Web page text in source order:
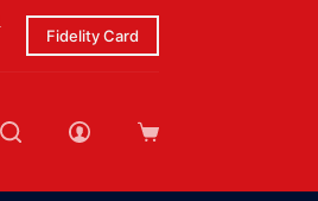
Fidelity Card